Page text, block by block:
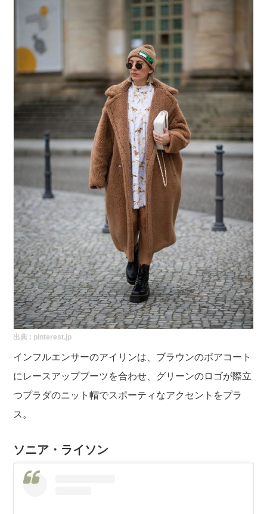
出典 : pinterest.jp
インフルエンサーのアイリンは、ブラウンのボアコート
にレースアップブーツを合わせ、グリーンのロゴが際立
つプラダのニット帽でスポーティなアクセントをプラ
ス。
ソニア・ライソン